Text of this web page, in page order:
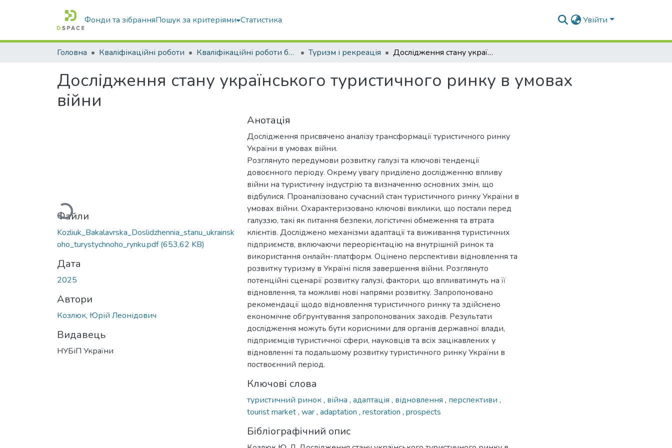
Фонди та зібранняПошук за критеріями Статистика Увійти
Головна Кваліфікаційні роботи Кваліфікаційні роботи бакалаврів Туризм і рекреація Дослідження стану українського туристичного ринку в умовах війни
Дослідження стану українського туристичного ринку в умовах
війни
Вантажиться...
Файли
Kozliuk_Bakalavrska_Doslidzhennia_stanu_ukrainsk
oho_turystychnoho_rynku.pdf(653,62 KB)
Дата
2025
Автори
Козлюк, Юрій Леонідович
Видавець
НУБіП України
Анотація
Дослідження присвячено аналізу трансформації туристичного ринку
України в умовах війни.
Розглянуто передумови розвитку галузі та ключові тенденції
довоєнного періоду. Окрему увагу приділено дослідженню впливу
війни на туристичну індустрію та визначенню основних змін, що
відбулися. Проаналізовано сучасний стан туристичного ринку України в
умовах війни. Охарактеризовано ключові виклики, що постали перед
галуззю, такі як питання безпеки, логістичні обмеження та втрата
клієнтів. Досліджено механізми адаптації та виживання туристичних
підприємств, включаючи переорієнтацію на внутрішній ринок та
використання онлайн-платформ. Оцінено перспективи відновлення та
розвитку туризму в Україні після завершення війни. Розглянуто
потенційні сценарії розвитку галузі, фактори, що впливатимуть на її
відновлення, та можливі нові напрями розвитку. Запропоновано
рекомендації щодо відновлення туристичного ринку та здійснено
економічне обґрунтування запропонованих заходів. Результати
дослідження можуть бути корисними для органів державної влади,
підприємців туристичної сфери, науковців та всіх зацікавлених у
відновленні та подальшому розвитку туристичного ринку України в
поствоєнний період.
Ключові слова
туристичний ринок, війна , адаптація , відновлення , перспективи ,
tourist market, war, adaptation , restoration , prospects
Бібліографічний опис